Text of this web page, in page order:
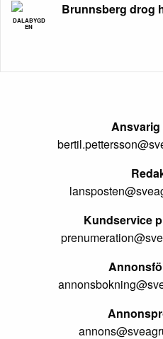
DALABYGD
EN
Brunnsberg drog
Ansvarig
Kundservice